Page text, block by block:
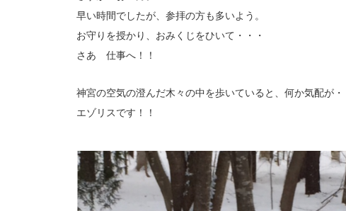
早い時間でしたが、参拝の方も多いよう。
お守りを授かり、おみくじをひいて・・・
さあ 仕事へ！！
神宮の空気の澄んだ木々の中を歩いていると、何か気配が・
エゾリスです！！